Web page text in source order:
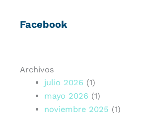
Facebook
Archivos
julio 2026 (1)
mayo 2026 (1)
noviembre 2025 (1)